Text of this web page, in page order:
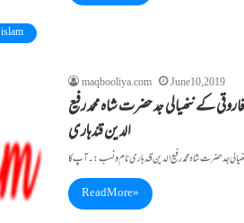
islam
maqbooliya.com June 10, 2019
فاروقی کے ننھیالی جد حضرت شاہ محمد رفیع
الدین قندہاری
Read More »